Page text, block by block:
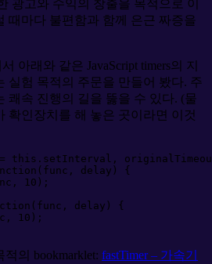
광고와 수익의 창출을 목적으로 이
때마다 불편함과 함께 은근 짜증을
아래와 같은 JavaScript timers의 지
실험 목적의 주문을 만들어 봤다. 주
쾌속 진행의 길을 뚫을 수 있다. (물
확인장치를 해 놓은 곳이라면 이것
= this . setInterval ,
( func , delay )
{
, 10 ) ;
( func , delay )
{
, 10 ) ;
의 bookmarklet: fastTimer – 가속기